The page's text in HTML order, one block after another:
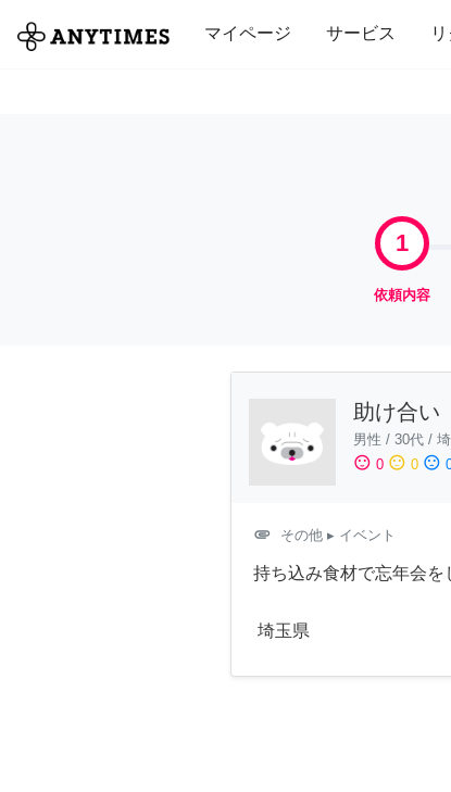
マイページ サービス
全て 修理・組立 家事 引っ
1
依頼内容
助け合い
男性 / 30代 /
sentiment_satisfied 0 sentiment_neutral 0 sentiment_dissatisfied
attachment その他 ▸ イベント
持ち込み食材で忘年会を
埼玉県